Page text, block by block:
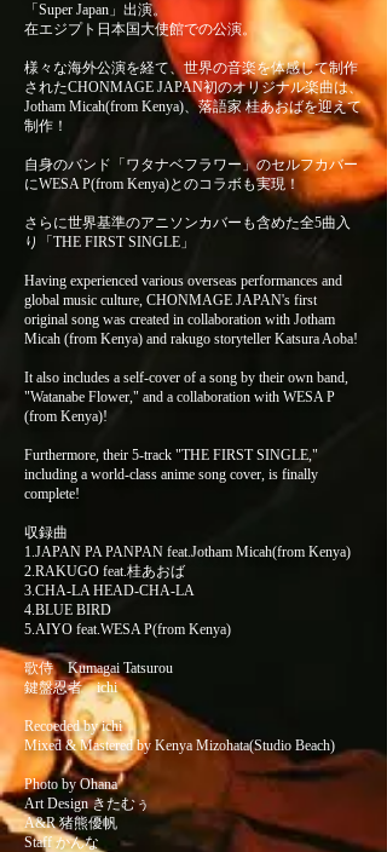
「Super Japan」出演。
在エジプト日本国大使館での公演。
様々な海外公演を経て、世界の音楽を体感して制作
されたCHONMAGE JAPAN初のオリジナル楽曲は、
Jotham Micah(from Kenya)、落語家 桂あおばを迎えて
制作！
自身のバンド「ワタナベフラワー」のセルフカバー
にWESA P(from Kenya)とのコラボも実現！
さらに世界基準のアニソンカバーも含めた全5曲入
り「THE FIRST SINGLE」
Having experienced various overseas performances and
global music culture, CHONMAGE JAPAN's first
original song was created in collaboration with Jotham
Micah (from Kenya) and rakugo storyteller Katsura Aoba!
It also includes a self-cover of a song by their own band,
"Watanabe Flower," and a collaboration with WESA P
(from Kenya)!
Furthermore, their 5-track "THE FIRST SINGLE,"
including a world-class anime song cover, is finally
complete!
収録曲
1.JAPAN PA PANPAN feat.Jotham Micah(from Kenya)
2.RAKUGO feat.桂あおば
3.CHA-LA HEAD-CHA-LA
4.BLUE BIRD
5.AIYO feat.WESA P(from Kenya)
歌侍 Kumagai Tatsurou
鍵盤忍者 ichi
Recoeded by ichi
Mixed & Mastered by Kenya Mizohata(Studio Beach)
Photo by Ohana
Art Design きたむぅ
A&R 猪熊優帆
Staff かんな